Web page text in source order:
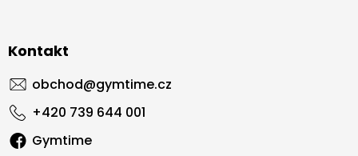
Kontakt
obchod@gymtime.cz
+420 739 644 001
Gymtime